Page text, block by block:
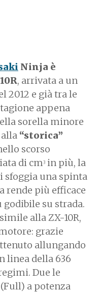
Ninja è
, arrivata a un
2012 e già tra le
appena
sorella minore
“storica”
scorso
di cm3 in più, la
sfoggia una spinta
rende più efficace
su strada.
alla ZX-10R,
grazie
allungando
linea della 636
Due le
a potenza